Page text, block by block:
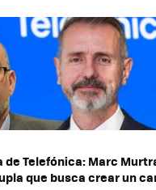
de Telefónica: Marc
que busca crear un